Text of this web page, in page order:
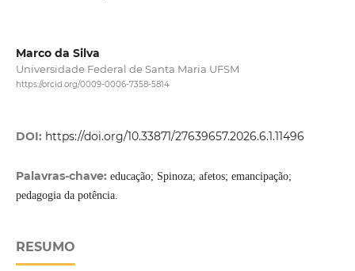
Marco da Silva
Universidade Federal de Santa Maria UFSM
https://orcid.org/0009-0006-7358-5814
DOI: https://doi.org/10.33871/27639657.2026.6.1.11496
Palavras-chave: educação; Spinoza; afetos; emancipação;
pedagogia da potência.
RESUMO